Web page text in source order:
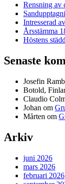
Rensning av
Intresserad
Årsstämma
Höstens
Senaste
Josefin
Botold,
Claudio
Johan om
Mårten om
Arkiv
juni 2026
mars 2026
februari 2026